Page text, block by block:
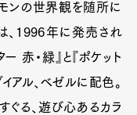
ンの世界観を随所に
、1996年に発売され
赤・緑』と『ポケット
アル、ベゼルに配色。
る、遊び心あるカラ